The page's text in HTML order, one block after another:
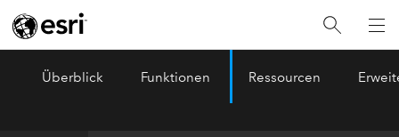
ArcGIS Pro
Überblick Funktionen Ressourcen